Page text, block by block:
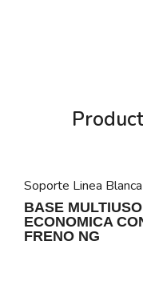
Soporte Linea Blanca
BASE MULTIUSO
ECONOMICA
FRENO NG